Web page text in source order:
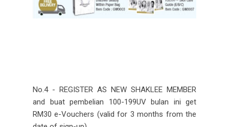
No.4 - REGISTER AS NEW SHAKLEE MEMBER
and buat pembelian 100-199UV bulan ini get
RM30 e-Vouchers (valid for 3 months from the